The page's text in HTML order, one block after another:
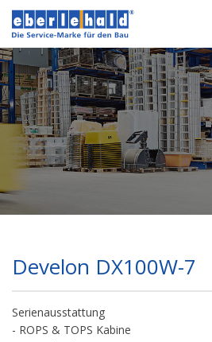
Develon DX100W-7
Serienausstattung
- ROPS & TOPS Kabine